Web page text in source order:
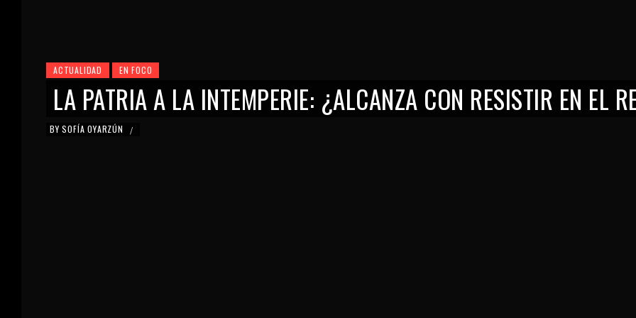
ACTUALIDAD EN FOCO
LA PATRIA A LA INTEMPERIE: ¿ALCANZA CON RESISTIR EN EL
BY SOFÍA OYARZÚN /